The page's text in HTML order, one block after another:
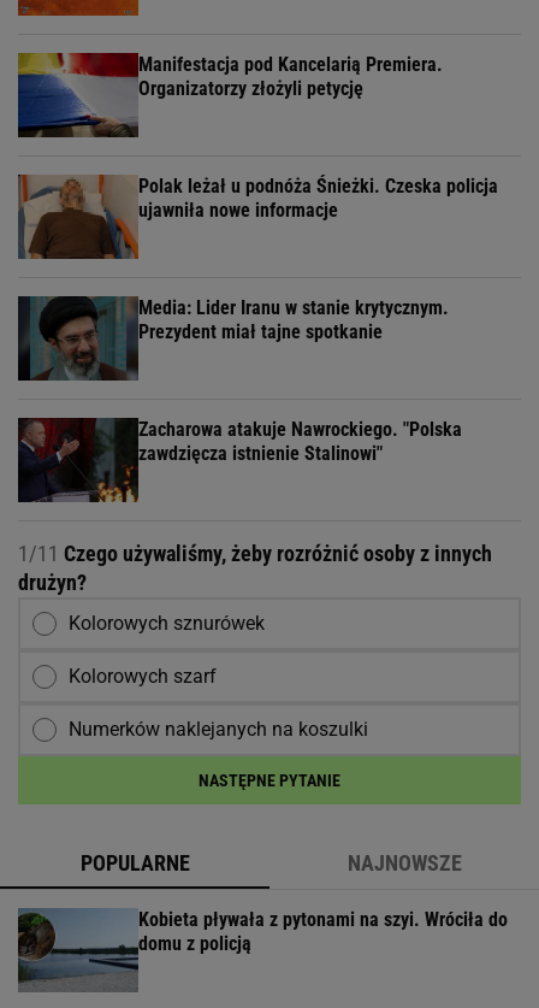
Manifestacja pod Kancelarią Premiera.
Organizatorzy złożyli petycję
Polak leżał u podnóża Śnieżki. Czeska policja
ujawniła nowe informacje
Media: Lider Iranu w stanie krytycznym.
Prezydent miał tajne spotkanie
Zacharowa atakuje Nawrockiego. "Polska
zawdzięcza istnienie Stalinowi"
1/11 Czego używaliśmy, żeby rozróżnić osoby z innych
drużyn?
Kolorowych sznurówek
Kolorowych szarf
Numerków naklejanych na koszulki
NASTĘPNE PYTANIE
POPULARNE NAJNOWSZE
Kobieta pływała z pytonami na szyi. Wróciła do
domu z policją